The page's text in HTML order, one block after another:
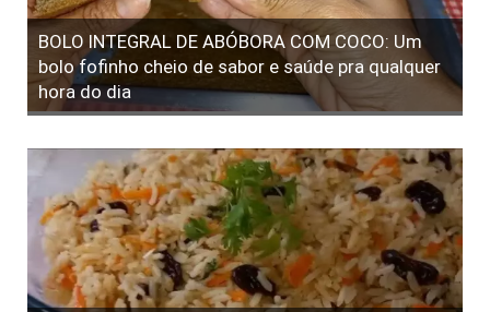
BOLO INTEGRAL DE ABÓBORA COM COCO: Um
bolo fofinho cheio de sabor e saúde pra qualquer
hora do dia